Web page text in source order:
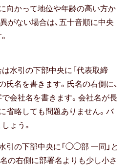
・友人
女性
（ 親・親戚 )
女性
（ 赤ちゃん・孫 )
・先輩
向かって地位や年齢の高い方か
がない場合は、五十音順に中央
水引の下部中央に「代表取締
を書きます。氏名の右側に、
会社名を書きます。会社名が長
に省略しても問題ありません。バ
ょう。
引の下部中央に「◯◯部 一同」と
の右側に部署名よりも少し小さ